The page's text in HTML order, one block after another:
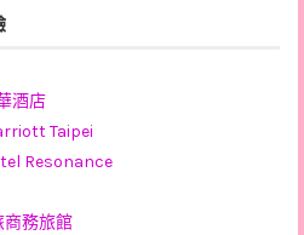
酒店
Taipei
Resonance
務旅館